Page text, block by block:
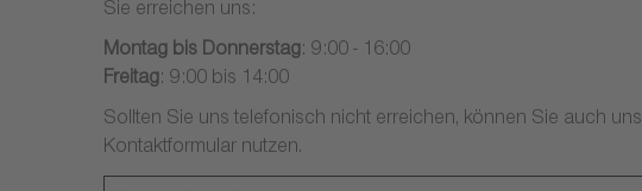
Sie erreichen uns:
Montag bis Donnerstag: 9:00 - 16:00
Freitag: 9:00 bis 14:00
Sollten Sie uns telefonisch nicht erreichen, können Sie auch
Kontaktformular nutzen.